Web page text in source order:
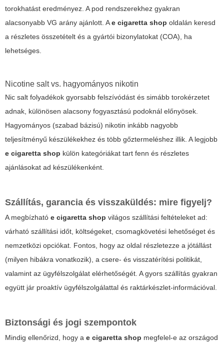
torokhatást eredményez. A pod rendszerekhez gyakran
alacsonyabb VG arány ajánlott. Ae cigaretta shop oldalán keresd
a részletes összetételt és a gyártói bizonylatokat (COA), ha
lehetséges.
Nicotine salt vs. hagyományos nikotin
Nic salt folyadékok gyorsabb felszívódást és simább torokérzetet
adnak, különösen alacsony fogyasztású podoknál előnyösek.
Hagyományos (szabad bázisú) nikotin inkább nagyobb
teljesítményű készülékekhez és több gőztermeléshez illik. A legjobb
e cigaretta shop külön kategóriákat tart fenn és részletes
ajánlásokat ad készülékenként.
Szállítás, garancia és visszaküldés: mire figyelj?
A megbízható e cigaretta shop világos szállítási feltételeket ad:
várható szállítási időt, költségeket, csomagkövetési lehetőséget és
nemzetközi opciókat. Fontos, hogy az oldal részletezze a jótállást
(milyen hibákra vonatkozik), a csere- és visszatérítési politikát,
valamint az ügyfélszolgálat elérhetőségét. A gyors szállítás gyakran
együtt jár proaktív ügyfélszolgálattal és raktárkészlet-információval.
Biztonsági és jogi szempontok
Mindig ellenőrizd, hogy a e cigaretta shop megfelel-e az országod